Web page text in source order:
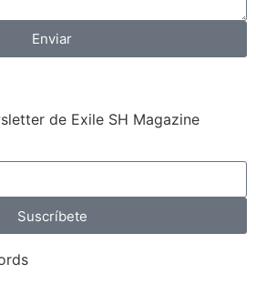
Enviar
de Exile SH Magazine
Suscríbete